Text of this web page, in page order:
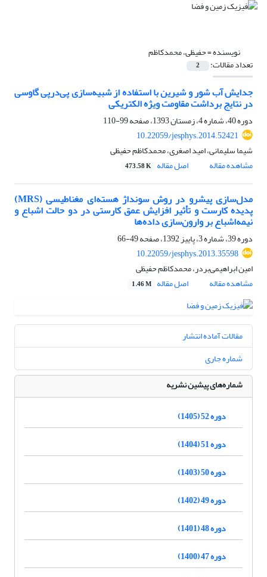
نویسنده =حفیظی، محمدکاظم
تعداد مقالات: 2
جدایش آب شور و شیرین با استفاده از شبیه‌سازی پی‌درپی گاوسی
در نتایج برداشت مقاومت ویژه الکتریکی
دوره 40، شماره 4، زمستان 1393، صفحه
99-110
10.22059/jesphys.2014.52421
شیما سلیمانی، امید اصغری، محمدکاظم حفیظی
مشاهده مقاله
اصل مقاله 473.58 K
مدل‌سازی پیشرو در روش سونداژ هسته‌ای مغناطیسی (MRS)
پدیده کارست و تأثیر افزایش عمق کارستی در دو حالت اشباع و
نیمه‌اشباع بر وارون‌سازی داده‌ها
دوره 39، شماره 3، پاییز 1392، صفحه
49-66
10.22059/jesphys.2013.35598
امین ابراهیمی‌بردر، محمدکاظم حفیظی
مشاهده مقاله
اصل مقاله 1.46 M
مقالات آماده انتشار
شماره جاری
شماره‌های پیشین نشریه
دوره 52 (1405)
دوره 51 (1404)
دوره 50 (1403)
دوره 49 (1402)
دوره 48 (1401)
دوره 47 (1400)